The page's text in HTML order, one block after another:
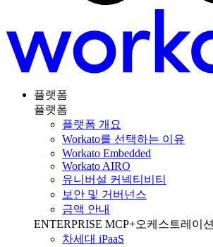
플랫폼
플랫폼
플랫폼 개요
Workato를 선택하는 이유
Workato Embedded
Workato AIRO
유니버설 커넥티비티
보안 및 거버넌스
금액 안내
ENTERPRISE MCP+오케스트레이션
차세대 iPaaS